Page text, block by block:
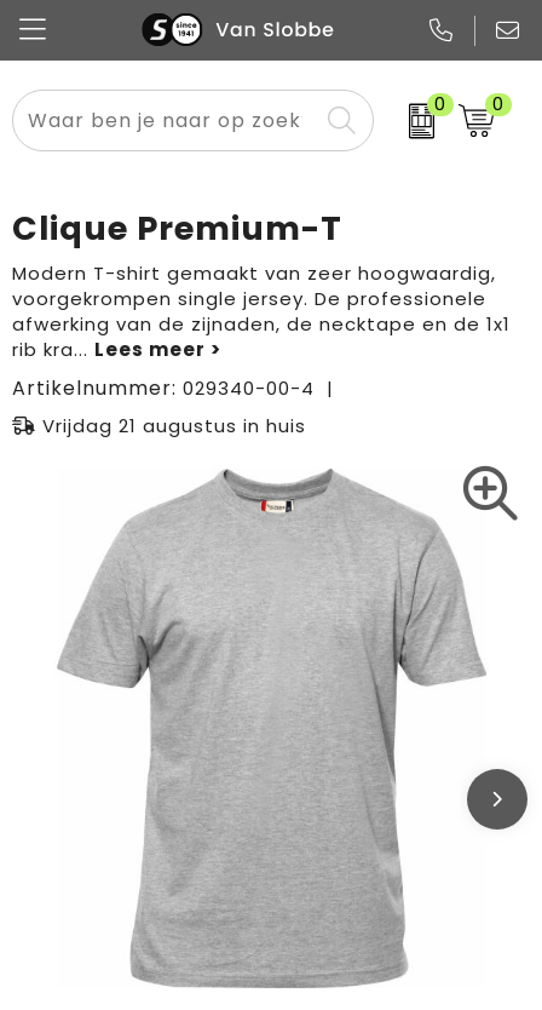
0 0
Alle categorieën
Snoep
Promo
Pennen
Notitieboekjes
Papier
Flessen
Glazen en karaffen
Merken
Meest gekozen
Sportkleding
Overig textiel
Boodschappen- en draagtassen
Sport & vrije tijd
Rugzakken
Clique Premium-T
Modern T-shirt gemaakt van zeer hoogwaardig,
voorgekrompen single jersey. De professionele
afwerking van de zijnaden, de necktape en de 1x1
rib kra...
Artikelnummer: 029340-00-4
Vrijdag 21 augustus in huis